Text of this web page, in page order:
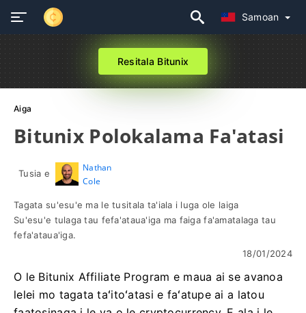
Samoan
Resitala Bitunix
Aiga
Bitunix Polokalama Fa'atasi
Tusia e
Nathan
Cole
Tagata su'esu'e ma le tusitala ta'iala i luga ole laiga
Su'esu'e tulaga tau fefa'ataua'iga ma faiga fa'amatalaga tau
fefa'ataua'iga.
18/01/2024
O le Bitunix Affiliate Program e maua ai se avanoa
lelei mo tagata taʻitoʻatasi e faʻatupe ai a latou